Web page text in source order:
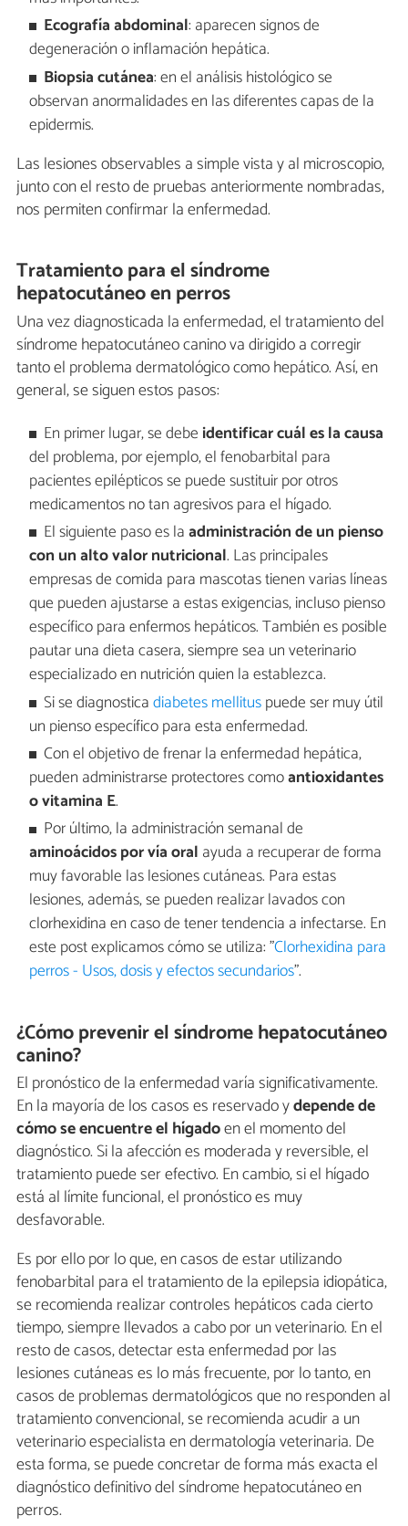
Ecografía abdominal: aparecen signos de
degeneración o inflamación hepática.
Biopsia cutánea: en el análisis histológico se
observan anormalidades en las diferentes capas de la
epidermis.
Las lesiones observables a simple vista y al microscopio,
junto con el resto de pruebas anteriormente nombradas,
nos permiten confirmar la enfermedad.
Tratamiento para el síndrome
hepatocutáneo en perros
Una vez diagnosticada la enfermedad, el tratamiento del
síndrome hepatocutáneo canino va dirigido a corregir
tanto el problema dermatológico como hepático. Así, en
general, se siguen estos pasos:
En primer lugar, se debe identificar cuál es la causa
del problema, por ejemplo, el fenobarbital para
pacientes epilépticos se puede sustituir por otros
medicamentos no tan agresivos para el hígado.
El siguiente paso es laadministración de un pienso
con un alto valor nutricional. Las principales
empresas de comida para mascotas tienen varias líneas
que pueden ajustarse a estas exigencias, incluso pienso
específico para enfermos hepáticos. También es posible
pautar una dieta casera, siempre sea un veterinario
especializado en nutrición quien la establezca.
Si se diagnosticadiabetes mellituspuede ser muy útil
un pienso específico para esta enfermedad.
Con el objetivo de frenar la enfermedad hepática,
pueden administrarse protectores comoantioxidantes
o vitamina E.
Por último, la administración semanal de
aminoácidos por vía oral ayuda a recuperar de forma
muy favorable las lesiones cutáneas. Para estas
lesiones, además, se pueden realizar lavados con
clorhexidina en caso de tener tendencia a infectarse. En
este post explicamos cómo se utiliza: "Clorhexidina para
perros - Usos, dosis y efectos secundarios".
¿Cómo prevenir el síndrome hepatocutáneo
canino?
El pronóstico de la enfermedad varía significativamente.
En la mayoría de los casos es reservado ydepende de
cómo se encuentre el hígadoen el momento del
diagnóstico. Si la afección es moderada y reversible, el
tratamiento puede ser efectivo. En cambio, si el hígado
está al límite funcional, el pronóstico es muy
desfavorable.
Es por ello por lo que, en casos de estar utilizando
fenobarbital para el tratamiento de la epilepsia idiopática,
se recomienda realizar controles hepáticos cada cierto
tiempo, siempre llevados a cabo por un veterinario. En el
resto de casos, detectar esta enfermedad por las
lesiones cutáneas es lo más frecuente, por lo tanto, en
casos de problemas dermatológicos que no responden al
tratamiento convencional, se recomienda acudir a un
veterinario especialista en dermatología veterinaria. De
esta forma, se puede concretar de forma más exacta el
diagnóstico definitivo del síndrome hepatocutáneo en
perros.